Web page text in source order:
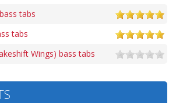
tabs
tabs
Wings) bass tabs